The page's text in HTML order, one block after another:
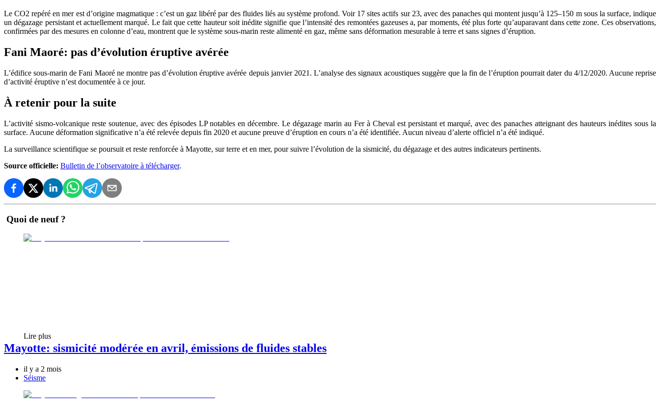
Le CO2 repéré en mer est d’origine magmatique : c’est un gaz libéré par des fluides liés au système profond. Voir 17 sites actifs sur 23, avec des panaches qui montent jusqu’à 125–150 m sous la surface, indique
un dégazage persistant et actuellement marqué. Le fait que cette hauteur soit inédite signifie que l’intensité des remontées gazeuses a, par moments, été plus forte qu’auparavant dans cette zone. Ces observations,
confirmées par des mesures en colonne d’eau, montrent que le système sous‑marin reste alimenté en gaz, même sans déformation mesurable à terre et sans signes d’éruption.
Fani Maoré: pas d’évolution éruptive avérée
L’édifice sous‑marin de Fani Maoré ne montre pas d’évolution éruptive avérée depuis janvier 2021. L’analyse des signaux acoustiques suggère que la fin de l’éruption pourrait dater du 4/12/2020. Aucune reprise
d’activité éruptive n’est documentée à ce jour.
À retenir pour la suite
L’activité sismo‑volcanique reste soutenue, avec des épisodes LP notables en décembre. Le dégazage marin au Fer à Cheval est persistant et marqué, avec des panaches atteignant des hauteurs inédites sous la
surface. Aucune déformation significative n’a été relevée depuis fin 2020 et aucune preuve d’éruption en cours n’a été identifiée. Aucun niveau d’alerte officiel n’a été indiqué.
La surveillance scientifique se poursuit et reste renforcée à Mayotte, sur terre et en mer, pour suivre l’évolution de la sismicité, du dégazage et des autres indicateurs pertinents.
Source officielle: Bulletin de l’observatoire à télécharger.
Quoi de neuf ?
Lire plus
Mayotte: sismicité modérée en avril, émissions de fluides stables
il y a 2 mois
Séisme